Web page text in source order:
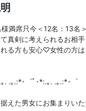
満席只今＜12名：13名
真剣に考えられるお相
る方も安心♡女性の方
. .｡.:*･゜ﾟ･*:.｡. .｡.:*･゜
えた男女にお集まりい